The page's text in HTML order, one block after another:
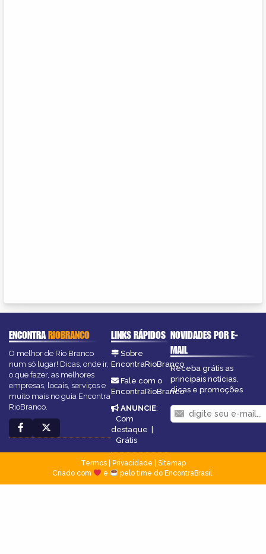
ENCONTRARIOBRANCO
O melhor de Rio Branco
num só lugar! Dicas, onde ir,
o que fazer, as melhores
empresas, locais, serviços e
muito mais no guia Encontra
RioBranco.
LINKS RÁPIDOS
Sobre
EncontraRioBranco
Fale com o
EncontraRioBranco
ANUNCIE:
Com
destaque |
Grátis
NOVIDADES POR E-
MAIL
Receba grátis as
principais notícias,
dicas e promoções
Termos| Privacidade
Sitemap
Criado com
e pelo time do EncontraBrasil